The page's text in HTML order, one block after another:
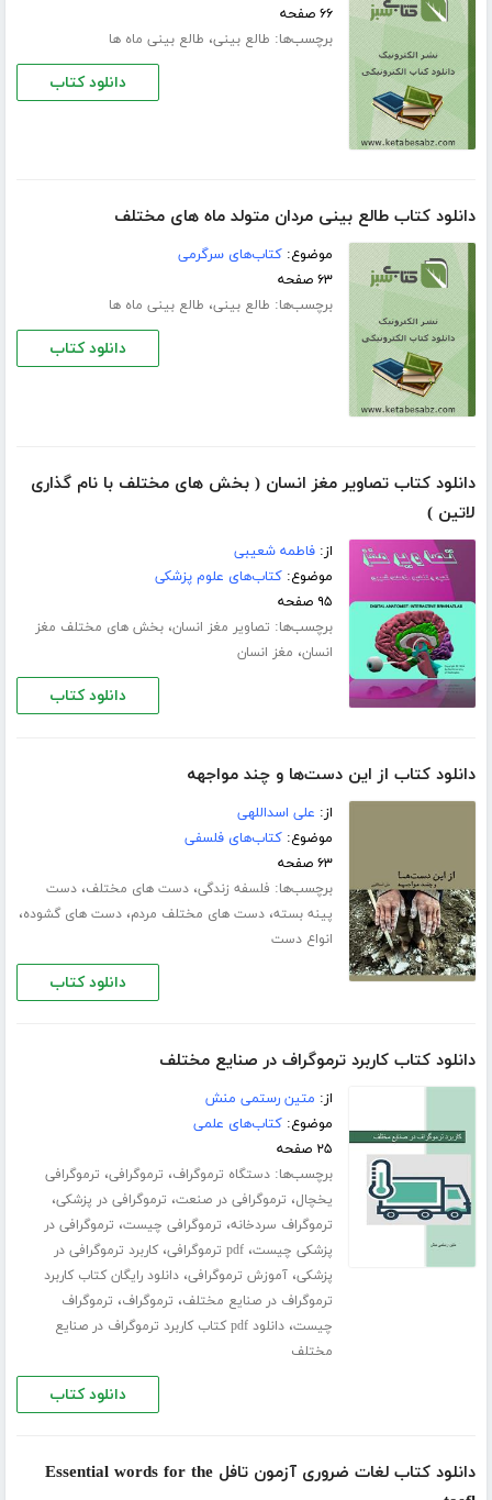
۶۶ صفحه
برچسب‌ها: طالع بینی، طالع بینی ماه ها
دانلود کتاب
دانلود کتاب طالع بینی مردان متولد ماه های مختلف
موضوع:کتاب‌های سرگرمی
۶۳ صفحه
برچسب‌ها: طالع بینی، طالع بینی ماه ها
دانلود کتاب
دانلود کتاب تصاویر مغز انسان ( بخش های مختلف با نام گذاری
لاتین )
از:فاطمه شعیبی
موضوع:کتاب‌های علوم پزشکی
۹۵ صفحه
برچسب‌ها: تصاویر مغز انسان،بخش های مختلف مغز
انسان، مغز انسان
دانلود کتاب
دانلود کتاب از این دست‌ها و چند مواجهه
از: علی اسداللهی
موضوع:کتاب‌های فلسفی
۶۳ صفحه
برچسب‌ها: فلسفه زندگی،دست های مختلف،دست
پینه بسته،دست های مختلف مردم،دست های گشوده،
انواع دست
دانلود کتاب
دانلود کتاب کاربرد ترموگراف در صنایع مختلف
از: متین رستمی منش
موضوع:کتاب‌های علمی
۲۵ صفحه
برچسب‌ها:دستگاه ترموگراف، ترموگرافی، ترموگرافی
یخچال، ترموگرافی در صنعت، ترموگرافی در پزشکی،
ترموگراف سردخانه، ترموگرافی چیست، ترموگرافی در
پزشکی چیست،pdf ترموگرافی ،کاربرد ترموگرافی در
پزشکی،آموزش ترموگرافی،دانلود رایگان کتاب کاربرد
ترموگراف در صنایع مختلف، ترموگراف، ترموگراف
چیست،
دانلود pdf کتاب کاربرد ترموگراف در صنایع
مختلف
دانلود کتاب
دانلود کتاب لغات ضروری آزمون تافل Essential words for the